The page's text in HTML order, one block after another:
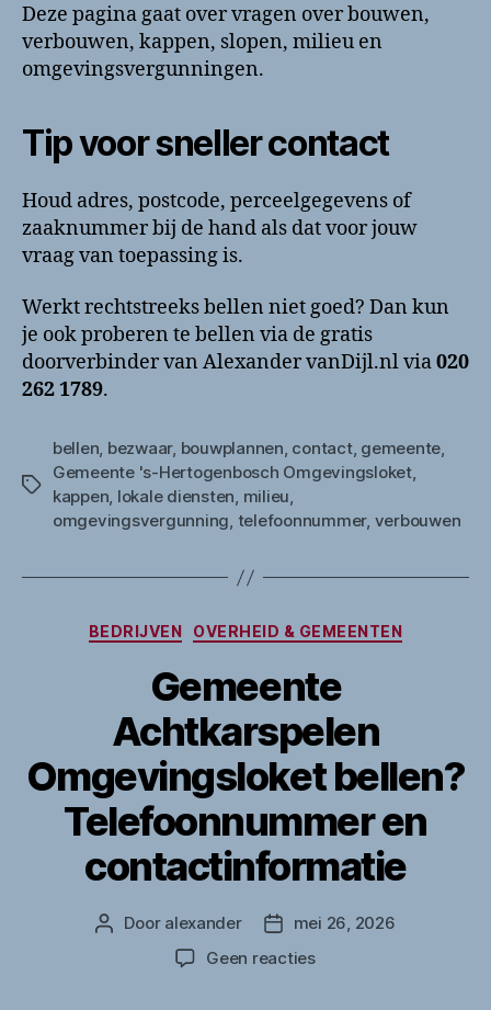
Deze pagina gaat over vragen over bouwen,
verbouwen, kappen, slopen, milieu en
omgevingsvergunningen.
Tip voor sneller contact
Houd adres, postcode, perceelgegevens of
zaaknummer bij de hand als dat voor jouw
vraag van toepassing is.
Werkt rechtstreeks bellen niet goed? Dan kun
je ook proberen te bellen via de gratis
doorverbinder van Alexander vanDijl.nl via020
262 1789.
Tags
bellen, bezwaar, bouwplannen, contact, gemeente,
Gemeente 's-Hertogenbosch Omgevingsloket,
kappen, lokale diensten, milieu,
omgevingsvergunning, telefoonnummer, verbouwen
Categorieën
BEDRIJVEN OVERHEID & GEMEENTEN
Gemeente
Achtkarspelen
Omgevingsloket bellen?
Telefoonnummer en
contactinformatie
Berichtauteur
Door alexander Berichtdatum
mei 26, 2026
Geen reactiesop